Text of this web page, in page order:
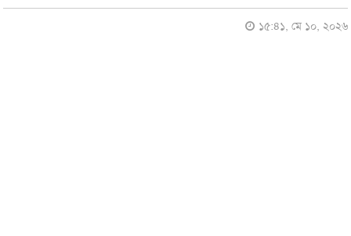
১৫:৪১, মে ১০, ২০২৬